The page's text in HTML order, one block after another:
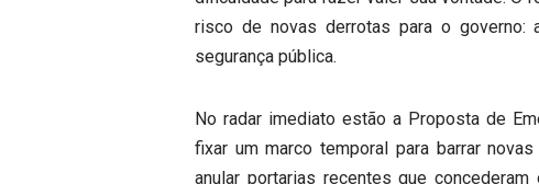
risco de novas derrotas para o
segurança pública.
No radar imediato estão a Proposta de
fixar um marco temporal para barrar
anular portarias recentes que